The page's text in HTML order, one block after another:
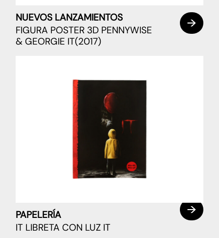
NUEVOS LANZAMIENTOS
FIGURA POSTER 3D PENNYWISE
& GEORGIE IT(2017)
PAPELERÍA
IT LIBRETA CON LUZ IT